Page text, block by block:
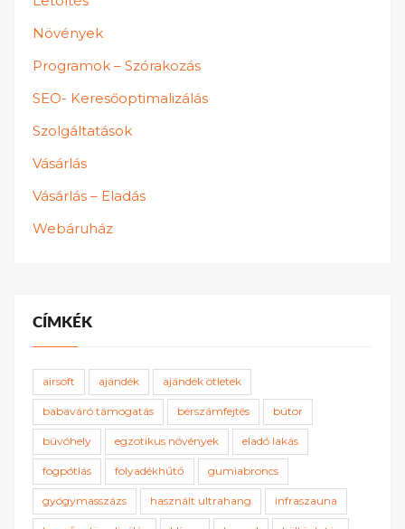
Növények
Programok – Szórakozás
SEO- Keresőoptimalizálás
Szolgáltatások
Vásárlás
Vásárlás – Eladás
Webáruház
CÍMKÉK
airsoft ajándék ajándék ötletek
babaváró támogatás bérszámfejtés bútor
búvóhely egzotikus növények eladó lakás
fogpótlás folyadékhűtő gumiabroncs
gyógymasszázs használt ultrahang infraszauna